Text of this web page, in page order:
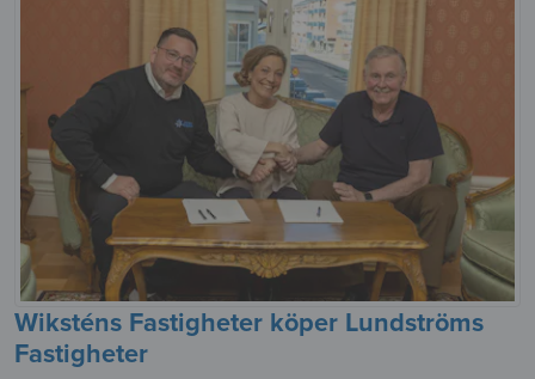
Wiksténs Fastigheter köper Lundströms
Fastigheter